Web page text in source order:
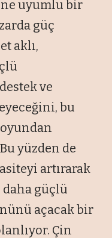
uyumlu bir
güç
aklı,
ve
bu
yüzden de
artırarak
daha güçlü
açacak bir
Çin